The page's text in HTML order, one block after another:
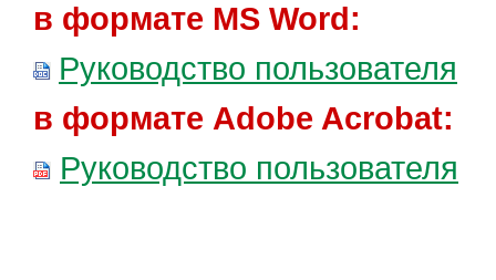
в формате MS Word:
Руководство пользователя
в формате Adobe Acrobat:
Руководство пользователя